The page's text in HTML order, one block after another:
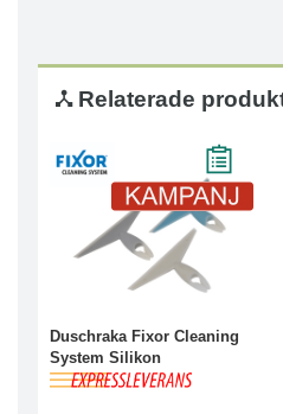
Relaterade
Duschraka Fixor Cleaning
System Silikon